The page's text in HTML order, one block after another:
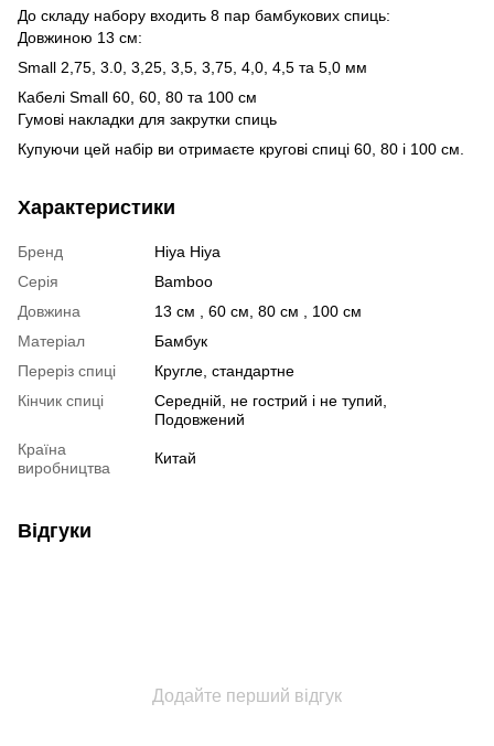
До складу набору входить 8 пар бамбукових спиць:
Довжиною 13 см:
Small 2,75, 3.0, 3,25, 3,5, 3,75, 4,0, 4,5 та 5,0 мм
Кабелі Small 60, 60, 80 та 100 см
Гумові накладки для закрутки спиць
Купуючи цей набір ви отримаєте кругові спиці 60, 80 і 100 см.
Характеристики
Бренд
Hiya Hiya
Серія
Bamboo
Довжина
13 см , 60 см, 80 см , 100 см
Матеріал
Бамбук
Переріз спиці
Кругле, стандартне
Кінчик спиці
Середній, не гострий і не тупий,
Подовжений
Країна
виробництва
Китай
Відгуки
Додайте перший відгук